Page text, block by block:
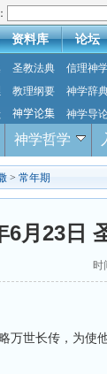
资料库 论坛
圣教法典 信理神
教理纲要 神学辞
神学论集 神学导
神学哲学
> 常年期
6月23日
时
万世长传，为使